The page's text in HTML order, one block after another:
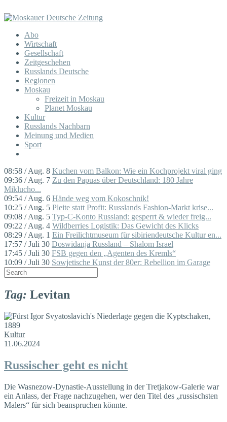
Abo
Wirtschaft
Gesellschaft
Zeitgeschehen
Russlands Deutsche
Regionen
Moskau
Freizeit in Moskau
Planet Moskau
Kultur
Russlands Nachbarn
Meinung und Medien
Sport
08:58 / Aug. 8 Kuchen vom Balkon: Wie ein Kochprojekt viral ging
09:36 / Aug. 7 Zu den Papuas über Deutschland: 180 Jahre
Miklucho...
09:54 / Aug. 6 Hände weg vom Kokoschnik!
10:25 / Aug. 5 Pleite statt Profit: Russlands Fashion-Markt krise...
09:08 / Aug. 5 Typ-C-Konto Russland: gesperrt & wieder freig...
09:22 / Aug. 4 Wildberries Logistik: Das Gewicht des Klicks
08:29 / Aug. 1 Ein Freilichtmuseum für sibiriendeutsche Kultur en...
17:57 / Juli 30 Doswidanja Russland – Shalom Israel
17:45 / Juli 30 FSB gegen den „Agenten des Kremls“
10:09 / Juli 30 Sowjetische Kunst der 80er: Rebellion im Garage
Tag: Levitan
Kultur
11.06.2024
Russischer geht es nicht
Die Wasnezow-Dynastie-Ausstellung in der Tretjakow-Galerie war
ein Anlass, der Frage nachzugehen, wer den Titel des „russischsten
Malers“ für sich beanspruchen könnte.